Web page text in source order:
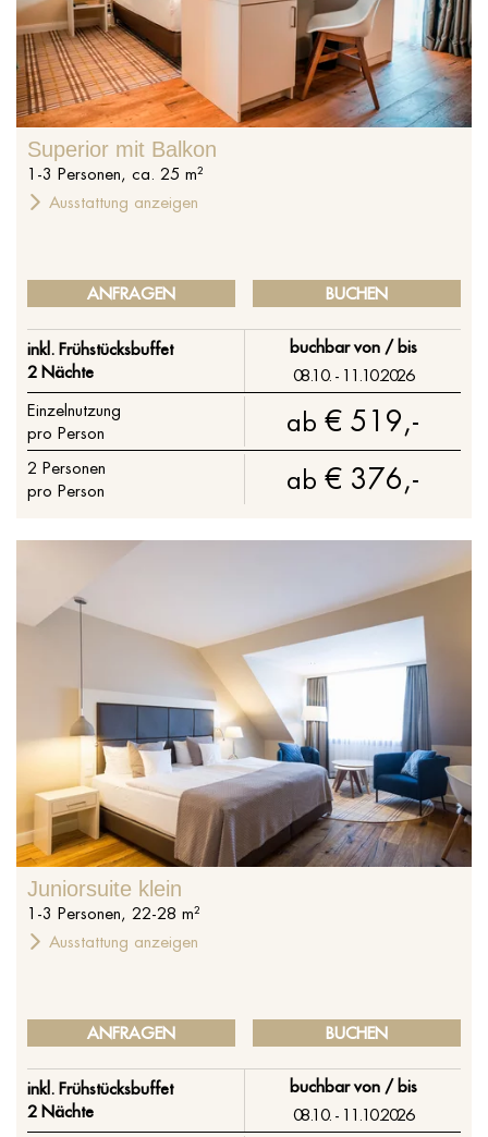
Superior mit Balkon
1 -3 Personen, ca. 25 m²
Ausstattung anzeigen
ANFRAGEN BUCHEN
inkl. Frühstücksbuffet
2 Nächte
buchbar von / bis
08.10. - 11.10.2026
Einzelnutzung
pro Person
ab € 519,-
2 Personen
pro Person
ab € 376,-
%s
Juniorsuite klein
1 -3 Personen, 22-28 m²
Ausstattung anzeigen
ANFRAGEN BUCHEN
inkl. Frühstücksbuffet
2 Nächte
buchbar von / bis
08.10. - 11.10.2026